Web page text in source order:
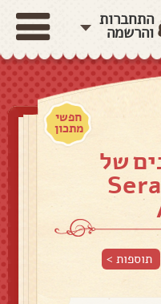
התחברות
והרשמה
חפשי
מתכון
של
תוספות>